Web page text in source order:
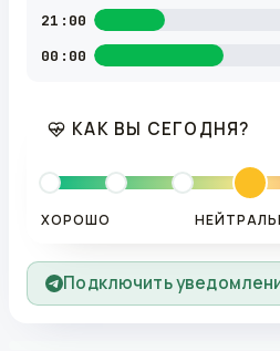
21:00
00:00
КАК ВЫ СЕГОДНЯ?
ХОРОШО
Подключить